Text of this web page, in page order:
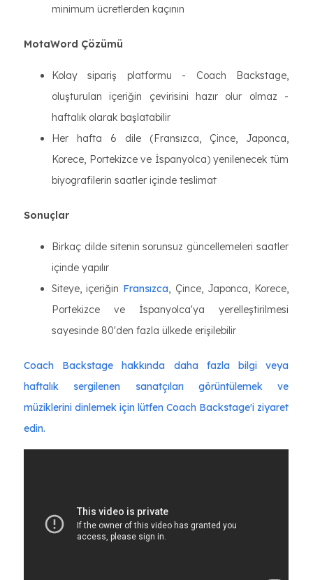
minimum ücretlerden kaçının
MotaWord Çözümü
Kolay sipariş platformu - Coach Backstage,
oluşturulan içeriğin çevirisini hazır olur olmaz -
haftalık olarak başlatabilir
Her hafta 6 dile (Fransızca, Çince, Japonca,
Korece, Portekizce ve İspanyolca) yenilenecek tüm
biyografilerin saatler içinde teslimat
Sonuçlar
Birkaç dilde sitenin sorunsuz güncellemeleri saatler
içinde yapılır
Siteye, içeriğin Fransızca, Çince, Japonca, Korece,
Portekizce ve İspanyolca'ya yerelleştirilmesi
sayesinde 80'den fazla ülkede erişilebilir
Coach Backstage hakkında daha fazla bilgi veya
haftalık sergilenen sanatçıları görüntülemek ve
müziklerini dinlemek için lütfen Coach Backstage'i ziyaret
edin.